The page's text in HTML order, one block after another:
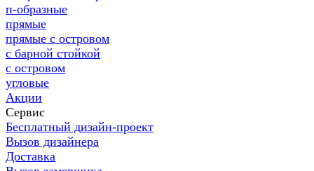
п-образные
прямые
прямые с островом
с барной стойкой
с островом
угловые
Акции
Сервис
Бесплатный дизайн-проект
Вызов дизайнера
Доставка